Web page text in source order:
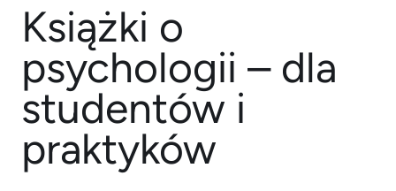
Książki o
psychologii – dla
studentów i
praktyków